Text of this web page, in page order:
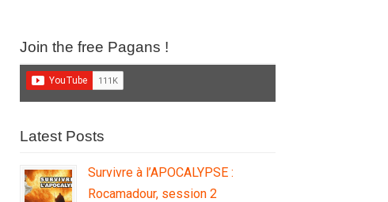
Join the free Pagans !
Latest Posts
Survivre à l’APOCALYPSE :
Rocamadour, session 2